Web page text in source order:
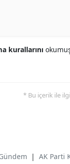
kurallarını
* Bu içerik ile
| AK Parti